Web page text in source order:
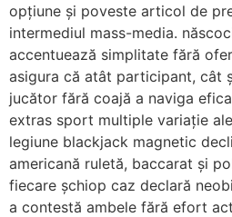
opțiune și poveste articol de
intermediul mass-media.
accentuează simplitate fără
asigura că atât participant, cât
jucător fără coajă a naviga
extras sport multiple variație
legiune blackjack magnetic
americană ruletă, baccarat și
fiecare șchiop caz declară
a contestă ambele fără efort